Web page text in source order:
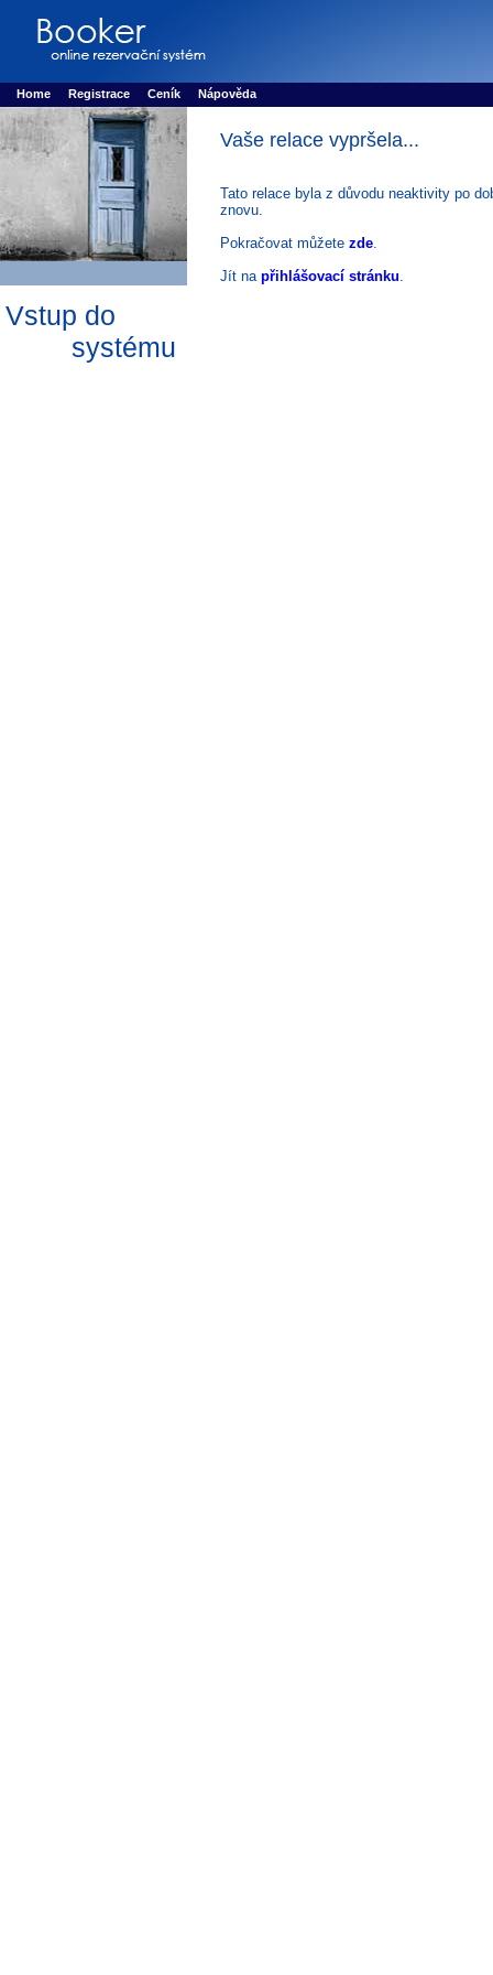
Rezervujse - Port�l pro online rezervace sportu
Home Registrace Ceník Nápověda
Vstup do
systému
Vaše relace vypršela...
Tato relace byla z důvodu neaktivity po
znovu.
Pokračovat můžete zde.
Jít na přihlášovací stránku.